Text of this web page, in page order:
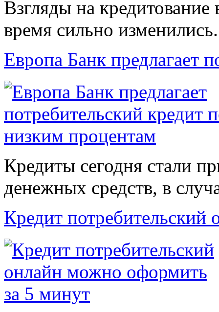
Взгляды на
время сильно
Европа Банк предлагает
Кредиты сегодня стали
денежных средств, в
Кредит